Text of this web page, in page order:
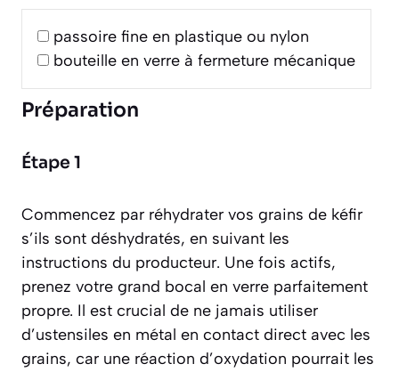
passoire fine en plastique ou nylon
bouteille en verre à fermeture mécanique
Préparation
Étape 1
Commencez par réhydrater vos grains de kéfir
s’ils sont déshydratés, en suivant les
instructions du producteur. Une fois actifs,
prenez votre grand bocal en verre parfaitement
propre. Il est crucial de ne jamais utiliser
d’ustensiles en métal en contact direct avec les
grains, car une réaction d’oxydation pourrait les